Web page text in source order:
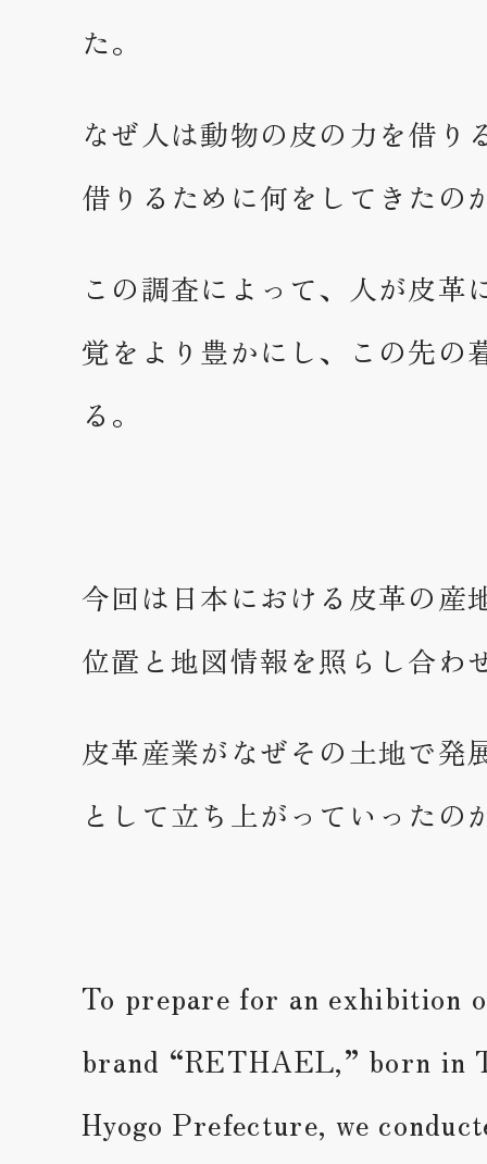
た。
なぜ人は動物の皮の力を借り
借りるために何をしてきたの
この調査によって、人が皮革
覚をより豊かにし、この先の
る。
今回は日本における皮革の産
位置と地図情報を照らし合わ
皮革産業がなぜその土地で発
として立ち上がっていったの
To prepare for an exhibition
brand “RETHAEL,” born in
Hyogo Prefecture, we